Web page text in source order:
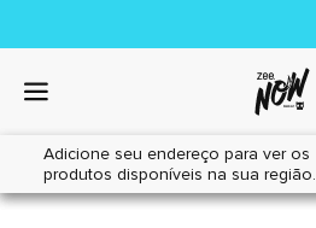
Adicione seu endereço para ver os
produtos disponíveis na sua região.
Home|Cães|Petiscos